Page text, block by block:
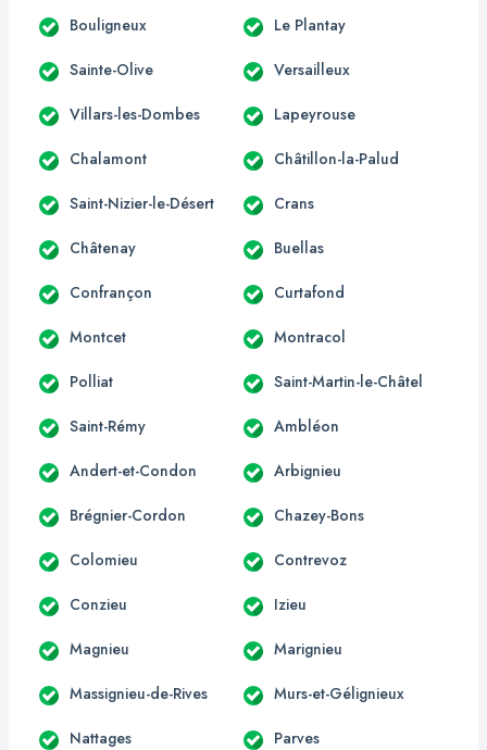
Bouligneux Le Plantay
Sainte-Olive Versailleux
Villars-les-Dombes Lapeyrouse
Chalamont Châtillon-la-Palud
Saint-Nizier-le-Désert Crans
Châtenay Buellas
Confrançon Curtafond
Montcet Montracol
Polliat Saint-Martin-le-Châtel
Saint-Rémy Ambléon
Andert-et-Condon Arbignieu
Brégnier-Cordon Chazey-Bons
Colomieu Contrevoz
Conzieu Izieu
Magnieu Marignieu
Massignieu-de-Rives Murs-et-Gélignieux
Nattages Parves